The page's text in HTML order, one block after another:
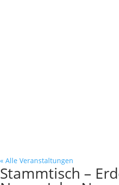
« Alle Veranstaltungen
Stammtisch –